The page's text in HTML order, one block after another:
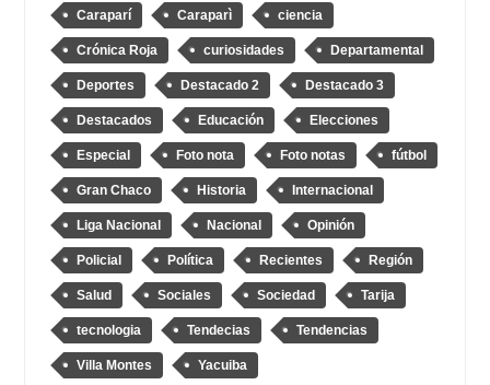
Caraparí Caraparì ciencia
Crónica Roja curiosidades Departamental
Deportes Destacado 2 Destacado 3
Destacados Educación Elecciones
Especial Foto nota Foto notas fútbol
Gran Chaco Historia Internacional
Liga Nacional Nacional Opinión
Policial Política Recientes Región
Salud Sociales Sociedad Tarija
tecnologia Tendecias Tendencias
Villa Montes Yacuiba